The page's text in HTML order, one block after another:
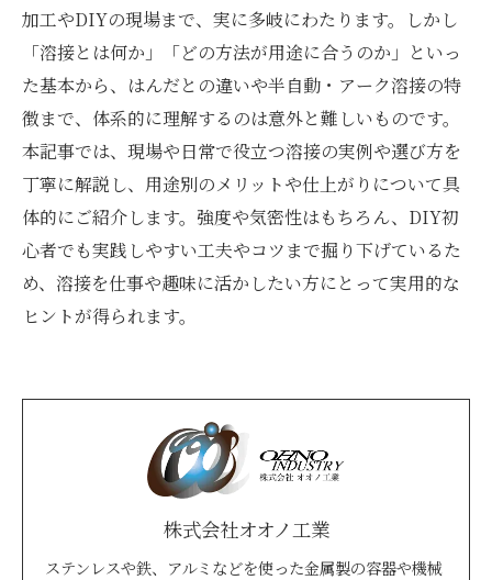
加工やDIYの現場まで、実に多岐にわたります。しかし
「溶接とは何か」「どの方法が用途に合うのか」といっ
た基本から、はんだとの違いや半自動・アーク溶接の特
徴まで、体系的に理解するのは意外と難しいものです。
本記事では、現場や日常で役立つ溶接の実例や選び方を
丁寧に解説し、用途別のメリットや仕上がりについて具
体的にご紹介します。強度や気密性はもちろん、DIY初
心者でも実践しやすい工夫やコツまで掘り下げているた
め、溶接を仕事や趣味に活かしたい方にとって実用的な
ヒントが得られます。
株式会社オオノ工業
ステンレスや鉄、アルミなどを使った金属製の容器や機械